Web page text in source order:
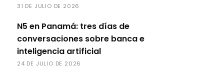
31 DE JULIO DE 2026
N5 en Panamá: tres días de
conversaciones sobre banca e
inteligencia artificial
24 DE JULIO DE 2026